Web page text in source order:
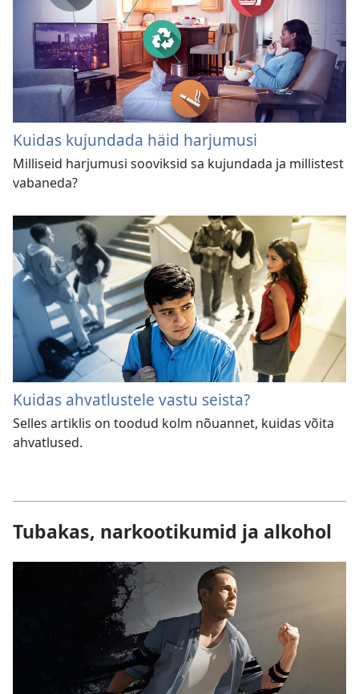
Kuidas kujundada häid harjumusi
Milliseid harjumusi sooviksid sa kujundada ja millistest
vabaneda?
Kuidas ahvatlustele vastu seista?
Selles artiklis on toodud kolm nõuannet, kuidas võita
ahvatlused.
Tubakas, narkootikumid ja alkohol